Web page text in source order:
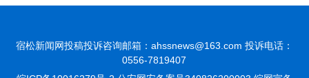
宿松新闻网投稿投诉咨询邮箱：ahssnews@163.com 投诉电话：
0556-7819407